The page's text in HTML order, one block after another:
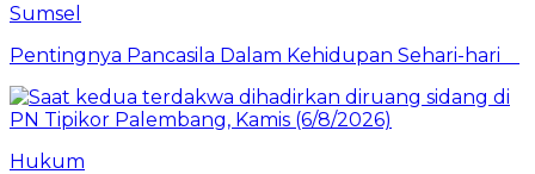
Sumsel
Pentingnya Pancasila Dalam Kehidupan Sehari-hari
Hukum